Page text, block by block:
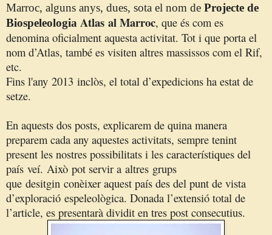
Marroc, alguns anys, dues, sota el nom de Projecte de
Biospeleologia Atlas al Marroc, que és com es
denomina oficialment aquesta activitat. Tot i que porta el
nom d’Atlas, també es visiten altres massissos com el Rif,
etc.
Fins l'any 2013 inclòs, el total d’expedicions ha estat de
setze.
En aquests dos posts, explicarem de quina manera
preparem cada any aquestes activitats, sempre tenint
present les nostres possibilitats i les característiques del
país veí. Això pot servir a altres grups
que desitgin conèixer aquest país des del punt de vista
d’exploració espeleològica. Donada l’extensió total de
l’article, es presentarà dividit en tres post consecutius.